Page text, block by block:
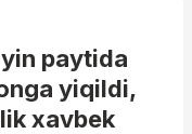
paytida
yiqildi,
xavbek